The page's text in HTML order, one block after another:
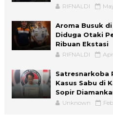
RIFNALDI
Aroma Busuk
Diduga Otaki
Ribuan Ekstasi
RIFNALDI
Satresnarkoba
Kasus Sabu di
Sopir
Unknown